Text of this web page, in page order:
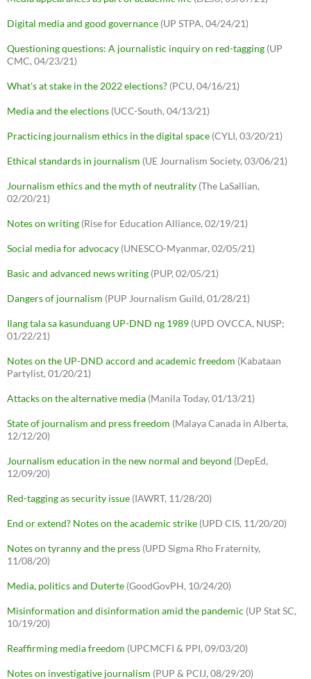
Digital media and good governance (UP STPA, 04/24/21)
Questioning questions: A journalistic inquiry on red-tagging (UP
CMC, 04/23/21)
What's at stake in the 2022 elections? (PCU, 04/16/21)
Media and the elections (UCC-South, 04/13/21)
Practicing journalism ethics in the digital space (CYLI, 03/20/21)
Ethical standards in journalism (UE Journalism Society, 03/06/21)
Journalism ethics and the myth of neutrality (The LaSallian,
02/20/21)
Notes on writing (Rise for Education Alliance, 02/19/21)
Social media for advocacy (UNESCO-Myanmar, 02/05/21)
Basic and advanced news writing (PUP, 02/05/21)
Dangers of journalism (PUP Journalism Guild, 01/28/21)
Ilang tala sa kasunduang UP-DND ng 1989 (UPD OVCCA, NUSP;
01/22/21)
Notes on the UP-DND accord and academic freedom (Kabataan
Partylist, 01/20/21)
Attacks on the alternative media (Manila Today, 01/13/21)
State of journalism and press freedom (Malaya Canada in Alberta,
12/12/20)
Journalism education in the new normal and beyond (DepEd,
12/09/20)
Red-tagging as security issue (IAWRT, 11/28/20)
End or extend? Notes on the academic strike (UPD CIS, 11/20/20)
Notes on tyranny and the press (UPD Sigma Rho Fraternity,
11/08/20)
Media, politics and Duterte (GoodGovPH, 10/24/20)
Misinformation and disinformation amid the pandemic (UP Stat SC,
10/19/20)
Reaffirming media freedom (UPCMCFI & PPI, 09/03/20)
Notes on investigative journalism (PUP & PCIJ, 08/29/20)